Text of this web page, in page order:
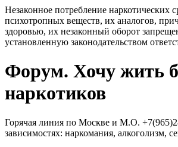
Незаконное потребление наркотических
психотропных веществ, их аналогов,
здоровью, их незаконный оборот
установленную законодательством
Регистрация
Форум. Хочу жить
наркотиков
Горячая линия по Москве и М.О.
зависимостях: наркомания, алкоголизм,